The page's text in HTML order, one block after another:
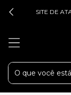
SITE DE